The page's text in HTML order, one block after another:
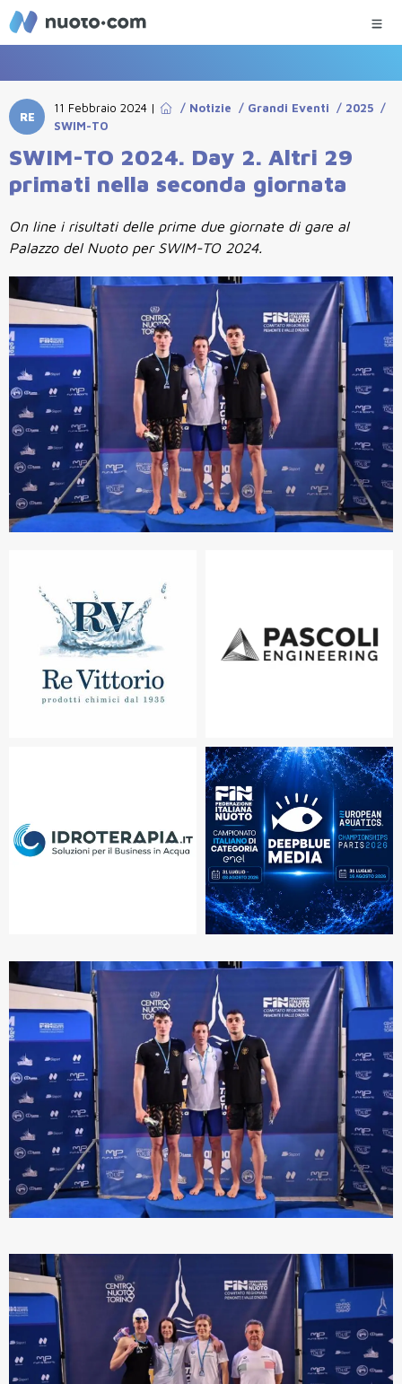
RE
11 Febbraio 2024 | / Notizie / Grandi Eventi / 2025 /
SWIM-TO
SWIM-TO 2024. Day 2. Altri 29
primati nella seconda giornata
On line i risultati delle prime due giornate di gare al
Palazzo del Nuoto per SWIM-TO 2024.